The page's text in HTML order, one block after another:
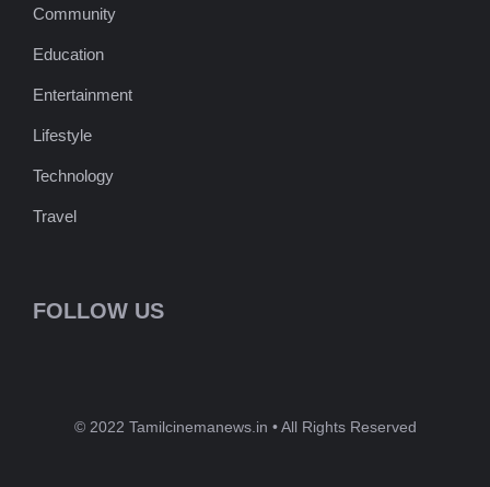
Community
Education
Entertainment
Lifestyle
Technology
Travel
FOLLOW US
© 2022 Tamilcinemanews.in • All Rights Reserved